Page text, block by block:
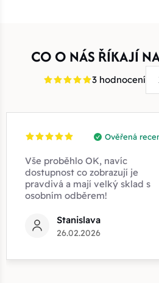
CO O NÁS ŘÍKAJÍ
3 hodnocení
Ověřená
Vše proběhlo OK, navíc
dostupnost co zobrazují je
pravdivá a mají velký sklad s
osobním odběrem!
Stanislava
26.02.2026